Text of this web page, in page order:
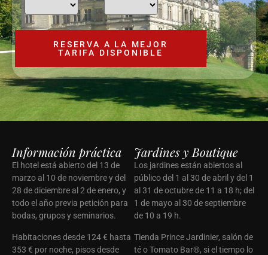
Información práctica
El hotel está abierto del 13 de
marzo al 10 de noviembre y del
28 de diciembre al 2 de enero, y
todo el año previa petición para
bodas, grupos y seminarios.
Habitaciones desde 124 € hasta
353 € por noche, pisos desde
Jardines y Boutique
Los jardines están abiertos al
público del 1 al 30 de abril y del 1
al 31 de octubre de 11 a 18 h; del
1 de mayo al 30 de septiembre
de 10 a 19 h.
Tienda Prince Jardinier, salón de
té o Tomato Bar®, si el tiempo lo